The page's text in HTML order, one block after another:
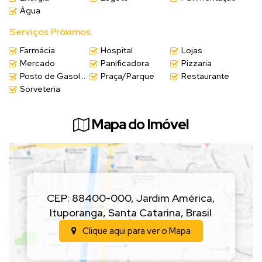
chance escapar!
Entre em contato com a Hit Imóveis agora mesmo e agende uma
visita.📲
Venha conhecer seu novo lar e comece a imaginar a vida que você
sempre sonhou! A hora de agir é agora!
Água
Serviços Próximos
Farmácia Hospital
Lojas
Mercado
Panificadora
Pizzaria
Posto de Gasolina
Praça/Parque
Restaurante
Sorveteria
Mapa do Imóvel
CEP: 88400-000, Jardim América,
Ituporanga,Santa Catarina, Brasil
Clique aqui para ver o Mapa